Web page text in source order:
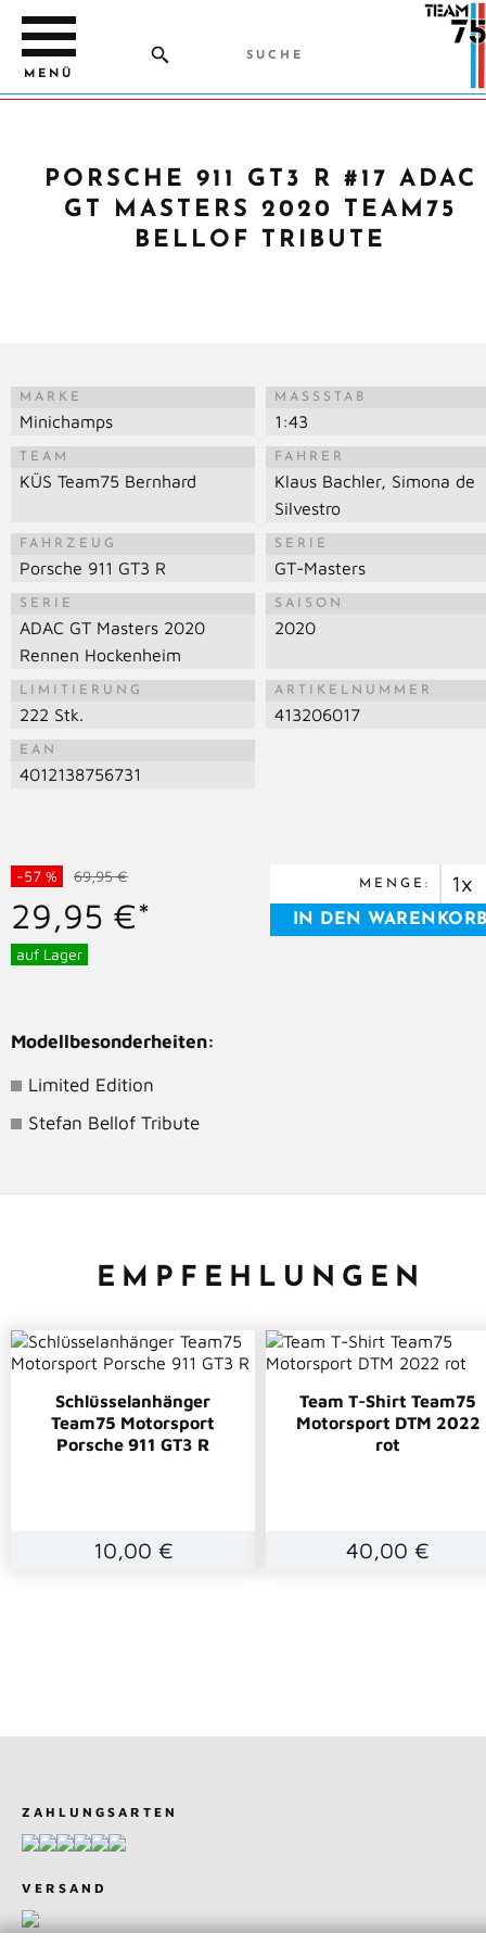
MENÜ
PORSCHE 911 GT3 R #17 ADAC
GT MASTERS 2020 TEAM75
BELLOF TRIBUTE
MARKE
Minichamps
MASSSTAB
1:43
TEAM
KÜS Team75 Bernhard
FAHRER
Klaus Bachler, Simona de
Silvestro
FAHRZEUG
Porsche 911 GT3 R
SERIE
GT-Masters
SERIE
ADAC GT Masters 2020
Rennen Hockenheim
SAISON
2020
LIMITIERUNG
222 Stk.
ARTIKELNUMMER
413206017
EAN
4012138756731
-57 % 69,95 €
29,95 €*
auf Lager
MENGE:
Modellbesonderheiten:
Limited Edition
Stefan Bellof Tribute
EMPFEHLUNGEN
Schlüsselanhänger
Team75 Motorsport
Porsche 911 GT3 R
10,00 €
Team T-Shirt Team75
Motorsport DTM 2022
rot
40,00 €
ZAHLUNGSARTEN
VERSAND